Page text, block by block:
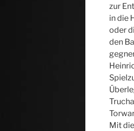
zur
in die
oder
den
Mit